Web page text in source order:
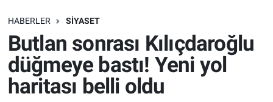
HABERLER SIYASET
Butlan sonrası Kılıçdaroğlu
düğmeye bastı! Yeni yol
haritası belli oldu
SAĞLIK
EKONOMİ
EĞİTİM